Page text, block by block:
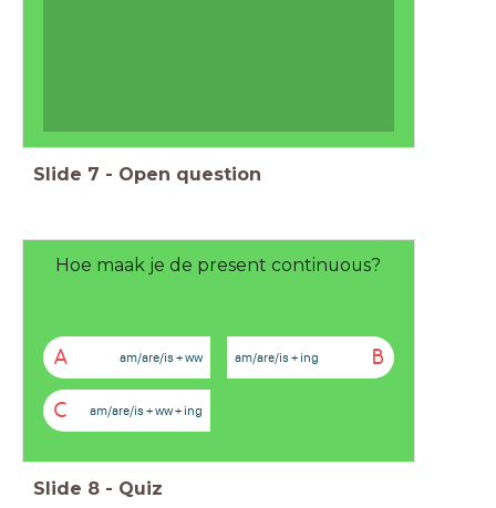
Slide 7 - Open question
Hoe maak je de present continuous?
A am/are/is + ww B
am/are/is + ing
C am/are/is + ww + ing
Slide 8 - Quiz